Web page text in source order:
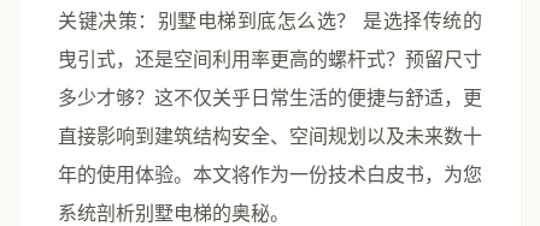
关键决策： 别墅电梯到底怎么选？
是选择传统的
曳引式，还是空间利用率更高的螺杆式？预留尺寸
多少才够？这不仅关乎日常生活的便捷与舒适，更
直接影响到建筑结构安全、空间规划以及未来数十
年的使用体验。本文将作为一份技术白皮书，为您
系统剖析别墅电梯的奥秘。